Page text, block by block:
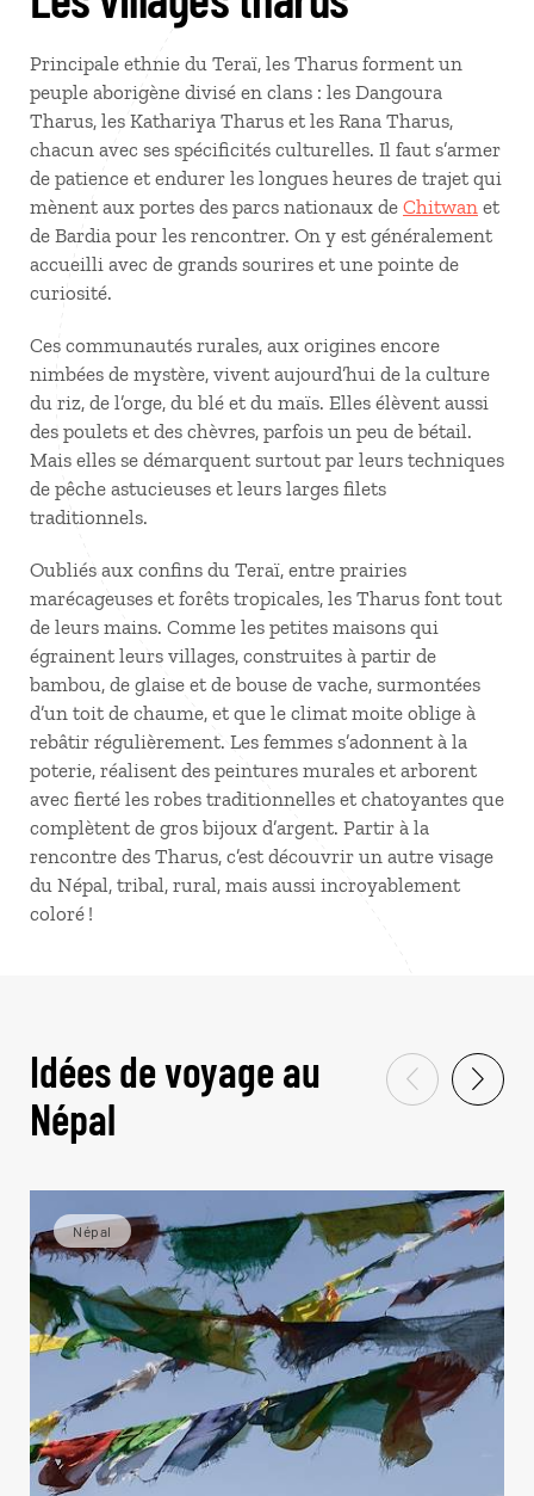
Principale ethnie du Teraï, les Tharus forment un
peuple aborigène divisé en clans : les Dangoura
Tharus, les Kathariya Tharus et les Rana Tharus,
chacun avec ses spécificités culturelles. Il faut s’armer
de patience et endurer les longues heures de trajet qui
mènent aux portes des parcs nationaux de Chitwan et
de Bardia pour les rencontrer. On y est généralement
accueilli avec de grands sourires et une pointe de
curiosité.
Ces communautés rurales, aux origines encore
nimbées de mystère, vivent aujourd’hui de la culture
du riz, de l’orge, du blé et du maïs. Elles élèvent aussi
des poulets et des chèvres, parfois un peu de bétail.
Mais elles se démarquent surtout par leurs techniques
de pêche astucieuses et leurs larges filets
traditionnels.
Oubliés aux confins du Teraï, entre prairies
marécageuses et forêts tropicales, les Tharus font tout
de leurs mains. Comme les petites maisons qui
égrainent leurs villages, construites à partir de
bambou, de glaise et de bouse de vache, surmontées
d’un toit de chaume, et que le climat moite oblige à
rebâtir régulièrement. Les femmes s’adonnent à la
poterie, réalisent des peintures murales et arborent
avec fierté les robes traditionnelles et chatoyantes que
complètent de gros bijoux d’argent. Partir à la
rencontre des Tharus, c’est découvrir un autre visage
du Népal, tribal, rural, mais aussi incroyablement
coloré !
Idées de voyage au
Népal
Népal